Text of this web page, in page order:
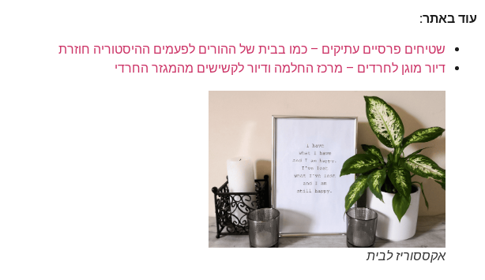
עוד באתר:
שטיחים פרסיים עתיקים – כמו בבית של ההורים לפעמים ההיסטוריה חוזרת
דיור מוגן לחרדים – מרכז החלמה ודיור לקשישים מהמגזר החרדי
אקססוריז לבית